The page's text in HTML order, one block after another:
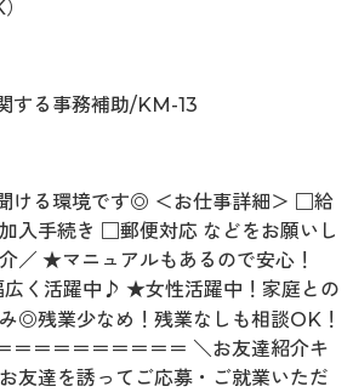
する事務補助/KM-13
ける環境です◎ ＜お仕事詳細＞ □給
入手続き □郵便対応 などをお願いし
／ ★マニュアルもあるので安心！
く活躍中♪ ★女性活躍中！家庭との
◎残業少なめ！残業なしも相談OK！
＝＝＝＝＝＝＝＝＝ ＼お友達紹介キ
友達を誘ってご応募・ご就業いただ